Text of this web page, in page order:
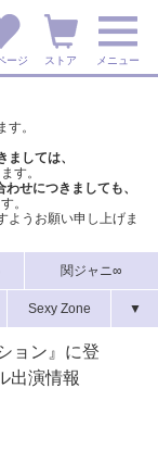
ージ ストア メニュー
。
しては、
す。
わせにつきましても、
。
ようお願い申し上げま
関ジャニ∞
Sexy Zone ▼
ョン』に登
出演情報